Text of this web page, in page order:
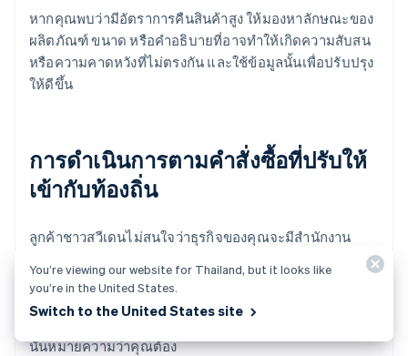
หากคุณพบว่ามีอัตราการคืนสินค้าสูง ให้มองหาลักษณะของ
ผลิตภัณฑ์ ขนาด หรือคำอธิบายที่อาจทำให้เกิดความสับสน
หรือความคาดหวังที่ไม่ตรงกัน และใช้ข้อมูลนั้นเพื่อปรับปรุง
ให้ดีขึ้น
การดำเนินการตามคำสั่งซื้อที่ปรับให้
เข้ากับท้องถิ่น
ลูกค้าชาวสวีเดนไม่สนใจว่าธุรกิจของคุณจะมีสำนักงาน
ใหญ่ตั้งอยู่ที่ใด สิ่งที่พวกเขาสนใจคือ ประสบการณ์การจัดส่ง
ของคุณให้ความรู้สึกเหมือนเป็นของท้องถิ่นและคาดการณ์
ได้หรือไม่
นั่นหมายความว่าคุณต้อง
You’re viewing our website for Thailand, but it looks like
you’re in the United States.
Switch to the United States site